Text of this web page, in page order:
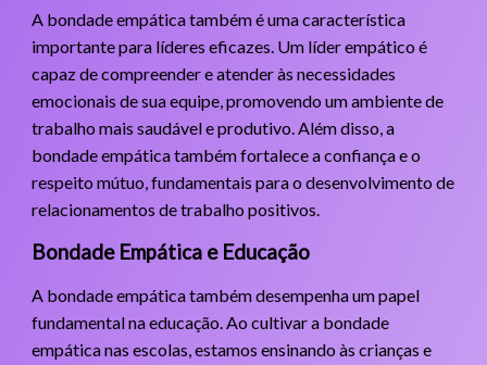
A bondade empática também é uma característica
importante para líderes eficazes. Um líder empático é
capaz de compreender e atender às necessidades
emocionais de sua equipe, promovendo um ambiente de
trabalho mais saudável e produtivo. Além disso, a
bondade empática também fortalece a confiança e o
respeito mútuo, fundamentais para o desenvolvimento de
relacionamentos de trabalho positivos.
Bondade Empática e Educação
A bondade empática também desempenha um papel
fundamental na educação. Ao cultivar a bondade
empática nas escolas, estamos ensinando às crianças e